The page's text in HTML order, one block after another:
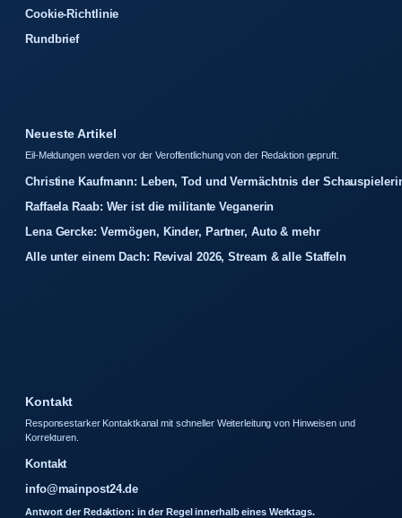
Cookie-Richtlinie
Rundbrief
Neueste Artikel
Eil-Meldungen werden vor der Veroffentlichung von der Redaktion gepruft.
Christine Kaufmann: Leben, Tod und Vermächtnis der
Raffaela Raab: Wer ist die militante Veganerin
Lena Gercke: Vermögen, Kinder, Partner, Auto & mehr
Alle unter einem Dach: Revival 2026, Stream & alle Staffeln
Kontakt
Responsestarker Kontaktkanal mit schneller Weiterleitung von Hinweisen und
Korrekturen.
Kontakt
info@mainpost24.de
Antwort der Redaktion: in der Regel innerhalb eines Werktags.